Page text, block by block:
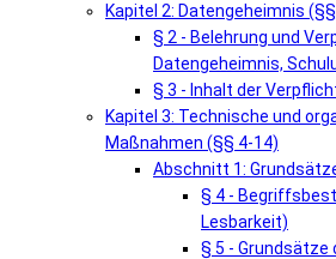
Kapitel 2: Datengeheimnis
§ 2 - Belehrung und
Datengeheimnis,
§ 3 - Inhalt der
Kapitel 3: Technische und
Maßnahmen (§§ 4-14)
Abschnitt 1:
§ 4 -
Lesbarkeit)
§ 5 - Grundsätze